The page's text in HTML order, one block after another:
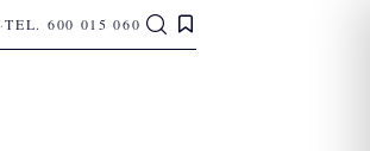
·TEL. 600 015 060